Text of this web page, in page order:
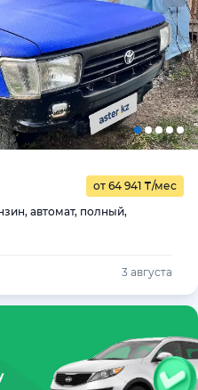
от 64 941 ₸/мес
автомат, полный,
3 августа